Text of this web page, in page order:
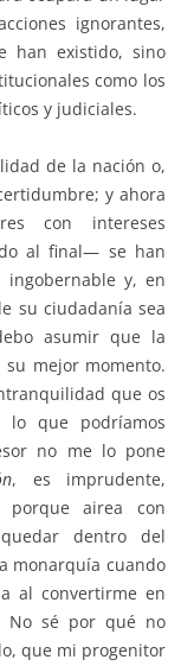
ignorantes,
han existido, sino
como los
y judiciales.
de la nación o,
y ahora
con intereses
al final— se han
y, en
su ciudadanía sea
asumir que la
mejor momento.
que os
lo que podríamos
no me lo pone
, es imprudente,
porque airea con
dentro del
monarquía cuando
al convertirme en
No sé por qué no
que mi progenitor